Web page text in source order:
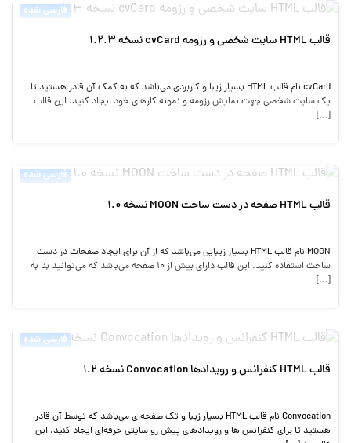
فارسی شده
قالب HTML سایت شخصی و رزومه cvCard نسخه 1.2.3
cvCard نام قالب HTML بسیار زیبا و کاربردی می‌باشد که به کمک آن قادر هستید تا
یک سایت شخصی جهت نمایش رزومه و نمونه کارهای خود ایجاد کنید. این قالب
[…]
فارسی شده
قالب HTML صفحه در دست ساخت MOON نسخه 1.0
MOON نام قالب HTML بسیار زیبایی می‌باشد که از آن برای ایجاد صفحات در دست
ساخت استفاده کنید. این قالب دارای بیش از 10 صفحه می‌باشد که می‌توانید بنا به
[…]
فارسی شده
قالب HTML کنفرانس و رویدادها Convocation نسخه 1.2
Convocation نام قالب HTML بسیار زیبا و تک صفحه‌ای می‌باشد که توسط آن قادر
هستید تا برای کنفرانس ها و رویدادهای پیش رو سایتی حرفه‌ای ایجاد کنید. این